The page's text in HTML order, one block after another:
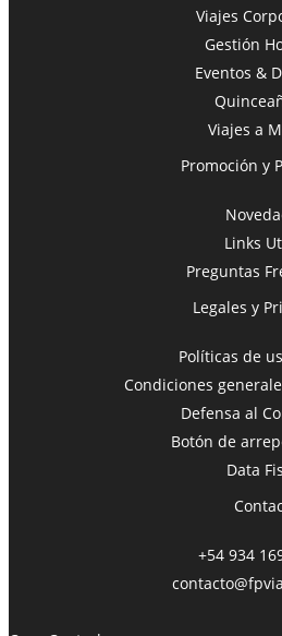
Viajes
Gestión
Eventos &
Viajes a
Promoción y
Links
Preguntas
Legales y
Políticas de
Condiciones
Defensa al
Botón de
Data
+54 934